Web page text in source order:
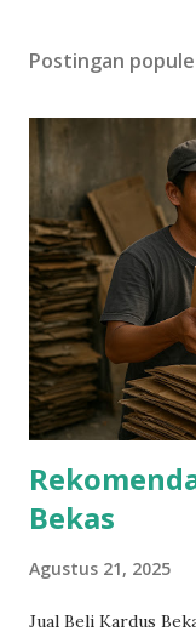
Postingan
Bekas
Agustus 21, 2025
Jual Beli Kardus